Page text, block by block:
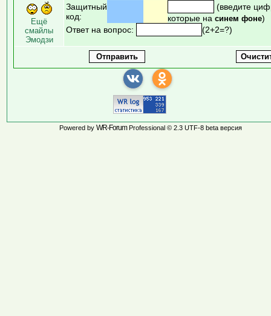
Ещё
смайлы
Эмодзи
Защитный
код:
(введите
которые на синем фоне)
Ответ на вопрос:
(2+2=?)
Powered by WR-ForumProfessional © 2.3 UTF-8 beta версия